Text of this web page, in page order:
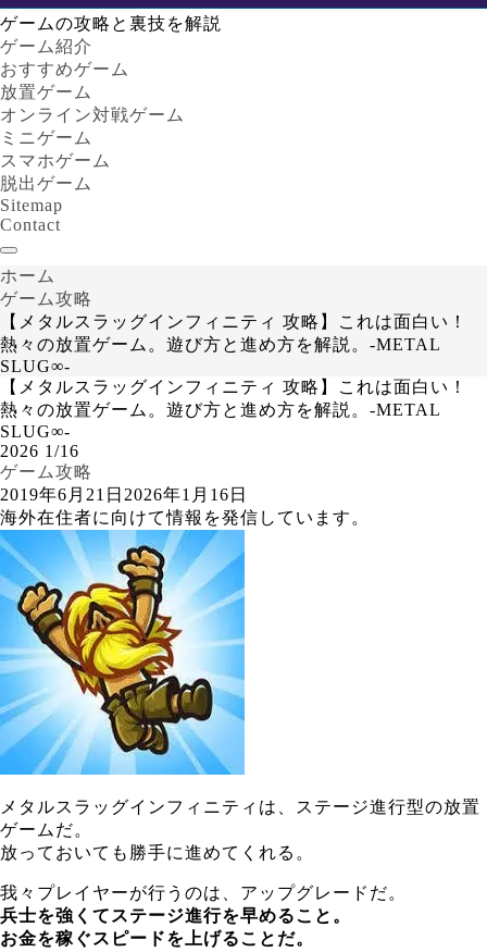
ゲームの攻略と裏技を解説
ゲーム紹介
おすすめゲーム
放置ゲーム
オンライン対戦ゲーム
ミニゲーム
スマホゲーム
脱出ゲーム
Sitemap
Contact
ホーム
ゲーム攻略
【メタルスラッグインフィニティ 攻略】これは面白い！
熱々の放置ゲーム。遊び方と進め方を解説。-METAL
SLUG∞-
【メタルスラッグインフィニティ 攻略】これは面白い！
熱々の放置ゲーム。遊び方と進め方を解説。-METAL
SLUG∞-
2026 1/16
ゲーム攻略
2019年6月21日 2026年1月16日
海外在住者に向けて情報を発信しています。
メタルスラッグインフィニティは、ステージ進行型の放置
ゲームだ。
放っておいても勝手に進めてくれる。
我々プレイヤーが行うのは、アップグレードだ。
兵士を強くてステージ進行を早めること。
お金を稼ぐスピードを上げることだ。